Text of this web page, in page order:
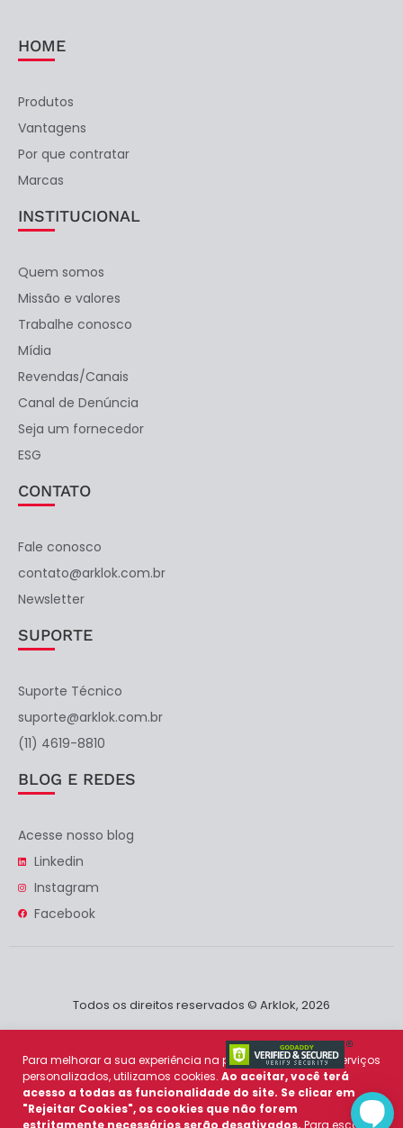
HOME
Produtos
Vantagens
Por que contratar
Marcas
INSTITUCIONAL
Quem somos
Missão e valores
Trabalhe conosco
Mídia
Revendas/Canais
Canal de Denúncia
Seja um fornecedor
ESG
CONTATO
Fale conosco
contato@arklok.com.br
Newsletter
SUPORTE
Suporte Técnico
suporte@arklok.com.br
(11) 4619-8810
BLOG E REDES
Acesse nosso blog
Linkedin
Instagram
Facebook
Todos os direitos reservados © Arklok, 2026
Para melhorar a sua experiência na plataforma e prover serviços
personalizados, utilizamos cookies. Ao aceitar, você terá
acesso a todas as funcionalidade do site. Se clicar em
"Rejeitar Cookies", os cookies que não forem
estritamente necessários serão desativados. Para escolher